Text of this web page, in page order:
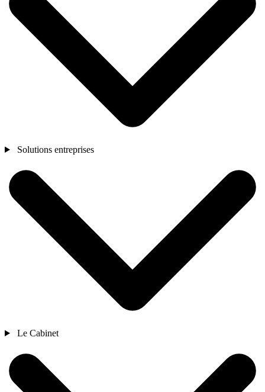
Solutions entreprises
Le Cabinet